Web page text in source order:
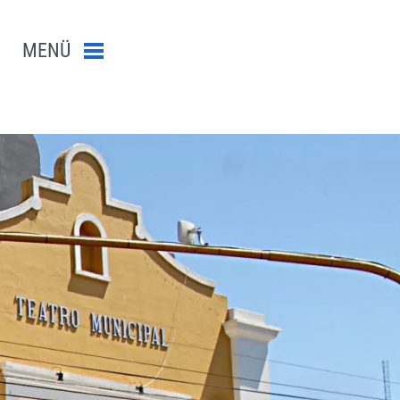
abschicken
MENÜ Menü schließen